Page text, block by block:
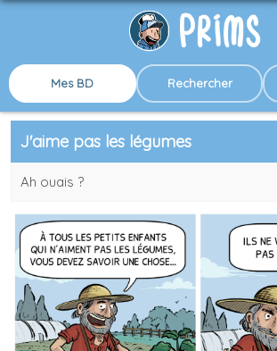
Mes BD Rechercher
J'aime pas les légumes
Ah ouais ?